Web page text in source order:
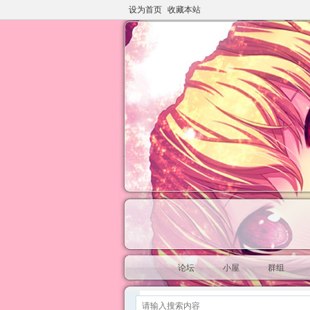
设为首页 收藏本站
论坛 小屋 群组